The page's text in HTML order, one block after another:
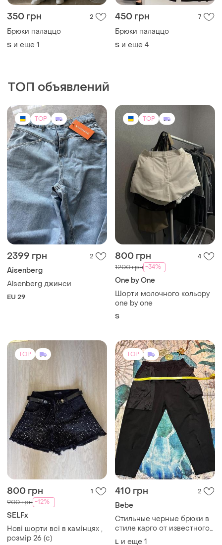
350 грн 2
Брюки палаццо
S и еще 1
450 грн 7
Брюки палаццо
S и еще 4
ТОП объявлений
TOP
2399 грн 2
Aisenberg
Alsenberg джинси
EU 29
TOP
800 грн 4
1200 грн -34%
One by One
Шорти молочного кольору
one by one
S
TOP
800 грн 1
900 грн -12%
SELFx
Нові шорти всі в камінцях ,
розмір 26 (с)
TOP
410 грн 2
Bebe
Стильные черные брюки в
стиле карго от известного
американского бренда
L и еще 1